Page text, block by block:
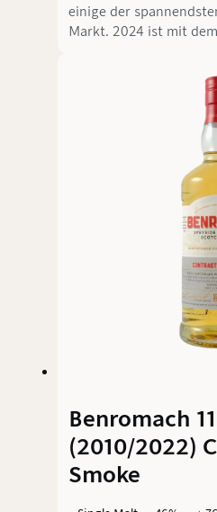
einige der
Markt. 2024 ist mit
kaum als Single Malt
ist. Skepsis ist
einem stolzen Preis,
Speyside-Klassikern
Benromach
(2010/2022)
Smoke